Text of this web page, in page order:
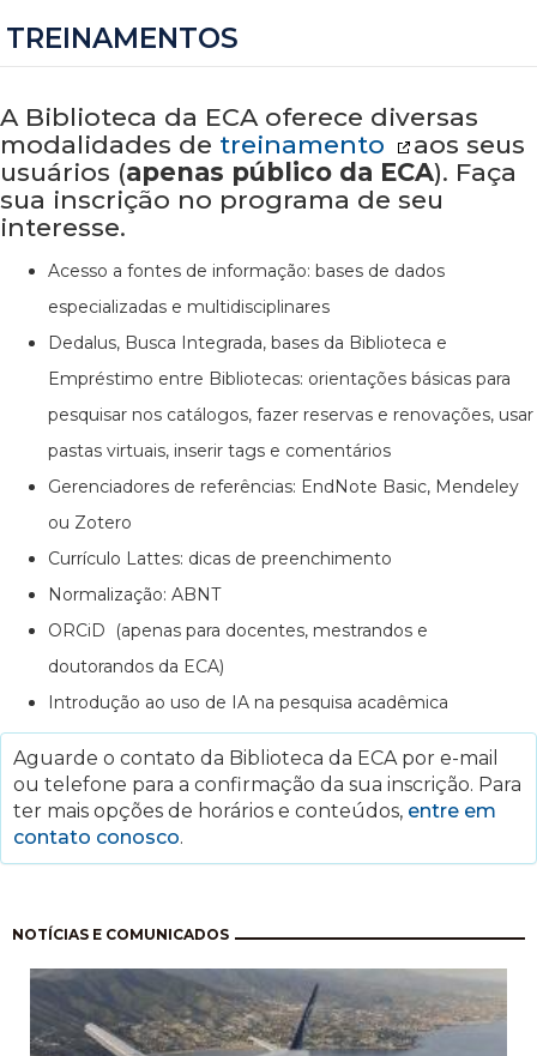
TREINAMENTOS
A Biblioteca da ECA oferece diversas
modalidades de treinamento
aos seus
usuários (apenas público da ECA). Faça
sua inscrição no programa de seu
interesse.
Acesso a fontes de informação: bases de dados
especializadas e multidisciplinares
Dedalus, Busca Integrada, bases da Biblioteca e
Empréstimo entre Bibliotecas: orientações básicas para
pesquisar nos catálogos, fazer reservas e renovações, usar
pastas virtuais, inserir tags e comentários
Gerenciadores de referências: EndNote Basic, Mendeley
ou Zotero
Currículo Lattes: dicas de preenchimento
Normalização: ABNT
ORCiD (apenas para docentes, mestrandos e
doutorandos da ECA)
Introdução ao uso de IA na pesquisa acadêmica
Aguarde o contato da Biblioteca da ECA por e-mail
ou telefone para a confirmação da sua inscrição. Para
ter mais opções de horários e conteúdos, entre em
contato conosco.
NOTÍCIAS E COMUNICADOS
Paginação